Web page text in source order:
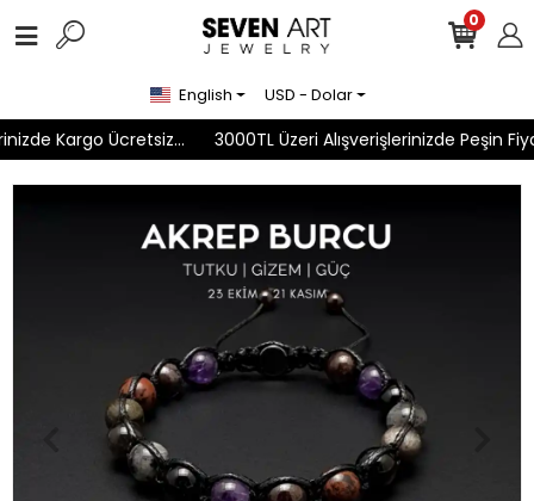
Kargo Ücretsiz... 3000TL Üzeri Alışverişlerinizde Peşin
0
English USD - Dolar